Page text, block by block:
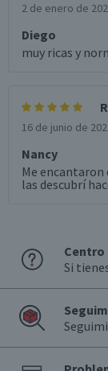
2 de enero de
Diego
muy ricas y
16 de junio de
Nancy
Me encantaron
las descubrí
Centro
Si